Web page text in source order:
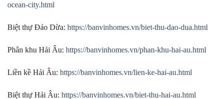
ocean-city.html
Biệt thự Đảo Dừa: https://banvinhomes.vn/biet-thu-dao-dua.html
Phân khu Hải Âu: https://banvinhomes.vn/phan-khu-hai-au.html
Liền kề Hải Âu: https://banvinhomes.vn/lien-ke-hai-au.html
Biệt thự Hải Âu: https://banvinhomes.vn/biet-thu-hai-au.html